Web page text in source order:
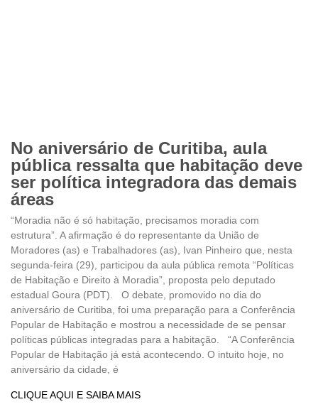
No aniversário de Curitiba, aula
pública ressalta que habitação deve
ser política integradora das demais
áreas
“Moradia não é só habitação, precisamos moradia com
estrutura”. A afirmação é do representante da União de
Moradores (as) e Trabalhadores (as), Ivan Pinheiro que, nesta
segunda-feira (29), participou da aula pública remota “Políticas
de Habitação e Direito à Moradia”, proposta pelo deputado
estadual Goura (PDT). O debate, promovido no dia do
aniversário de Curitiba, foi uma preparação para a Conferência
Popular de Habitação e mostrou a necessidade de se pensar
políticas públicas integradas para a habitação. “A Conferência
Popular de Habitação já está acontecendo. O intuito hoje, no
aniversário da cidade, é
CLIQUE AQUI E SAIBA MAIS